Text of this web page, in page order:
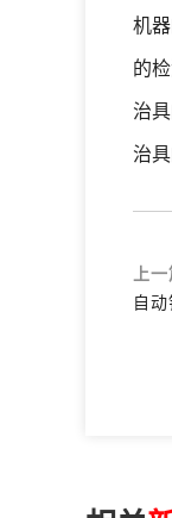
机
的检
治
治
上
自